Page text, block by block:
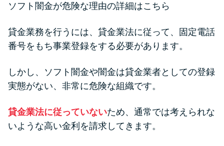
未成年でもお金を借りられる？
る？
学生がお金を借りる方法は？親
へのバレにくさや将来への影響
を解説
ソフト闇金とは？悪質な手口に
ソフト闇金が危険な理由の詳細はこちら
貸金業務を行うには、貸金業法に従って、固定電話
番号をもち事業登録をする必要があります。
しかし、ソフト闇金や闇金は貸金業者としての登録
実態がない、非常に危険な組織です。
貸金業法に従っていないため、通常では考えられな
いような高い金利を請求してきます。